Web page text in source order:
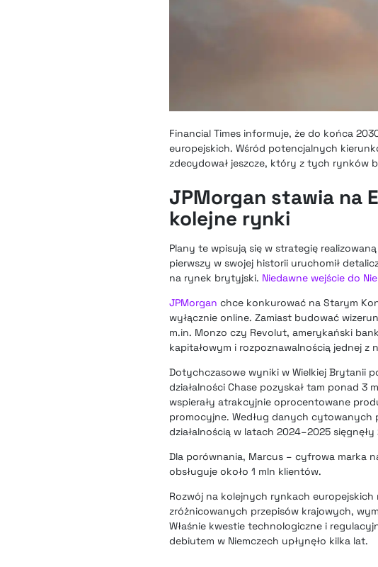
Financial Times informuje, że do końca
europejskich. Wśród potencjalnych
zdecydował jeszcze, który z tych rynków
JPMorgan stawia na
kolejne rynki
Plany te wpisują się w strategię
pierwszy w swojej historii uruchomił
na rynek brytyjski. Niedawne wejście do
JPMorgan chce konkurować na Starym
wyłącznie online. Zamiast budować
m.in. Monzo czy Revolut, amerykański
kapitałowym i rozpoznawalnością jednej
Dotychczasowe wyniki w Wielkiej Brytanii
działalności Chase pozyskał tam ponad
wspierały atrakcyjnie oprocentowane
promocyjne. Według danych cytowanych
działalnością w latach 2024–2025
Dla porównania, Marcus – cyfrowa marka
obsługuje około 1 mln klientów.
Rozwój na kolejnych rynkach
zróżnicowanych przepisów krajowych,
Właśnie kwestie technologiczne i
debiutem w Niemczech upłynęło kilka lat.